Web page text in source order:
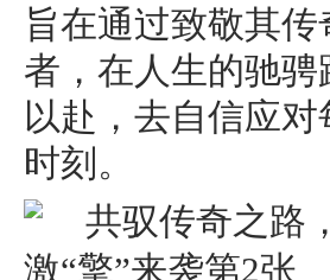
旨在通过致敬其
者，在人生的驰
以赴，去自信应
时刻。